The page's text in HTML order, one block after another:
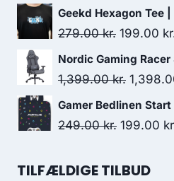
price
was:
price
is:
Geekd Hexagon Tee |
279.00kr. Original
price
was:
199.00
Nordic Gaming Racer
1,399.00kr. Original
price
was:
Gamer Bedlinen Start
249.00kr. Original
was:
199.00
TILFÆLDIGE TILBUD